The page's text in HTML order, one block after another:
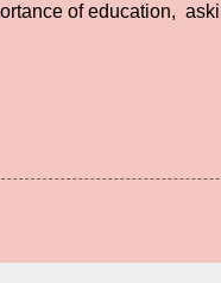
of education,